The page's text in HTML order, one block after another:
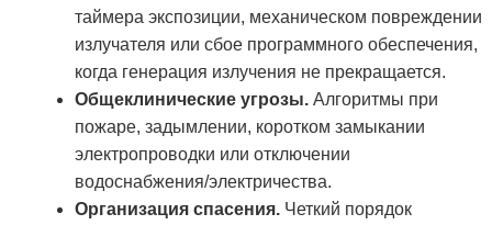
таймера экспозиции, механическом повреждении
излучателя или сбое программного обеспечения,
когда генерация излучения не прекращается.
Общеклинические угрозы. Алгоритмы при
пожаре, задымлении, коротком замыкании
электропроводки или отключении
водоснабжения/электричества.
Организация спасения. Четкий порядок